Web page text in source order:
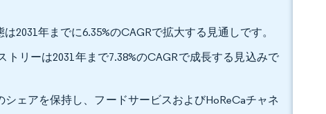
2031年までに6.35%のCAGRで拡大する見通しです。
リーは2031年まで7.38%のCAGRで成長する見込みで
ェアを保持し、フードサービスおよびHoReCaチャネ